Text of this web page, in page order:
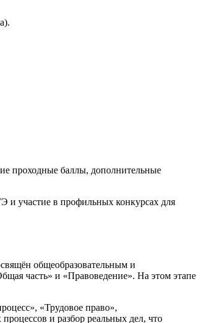
проходные баллы, дополнительные
и участие в профильных конкурсах для
общеобразовательным и
часть» и «Правоведение». На этом этапе
«Трудовое право»,
и разбор реальных дел, что